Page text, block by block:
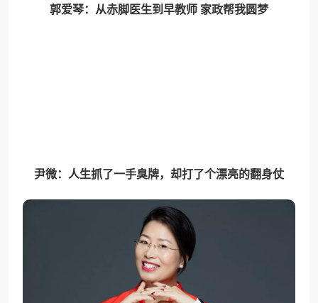
郭爱琴：从赤脚医生到早教师 家政帮我圆梦
尹微：人生抓了一手臭牌，却打了个漂亮的翻身仗